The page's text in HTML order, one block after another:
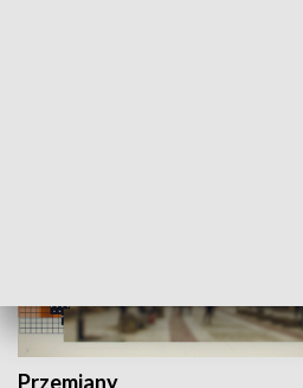
Przemiany